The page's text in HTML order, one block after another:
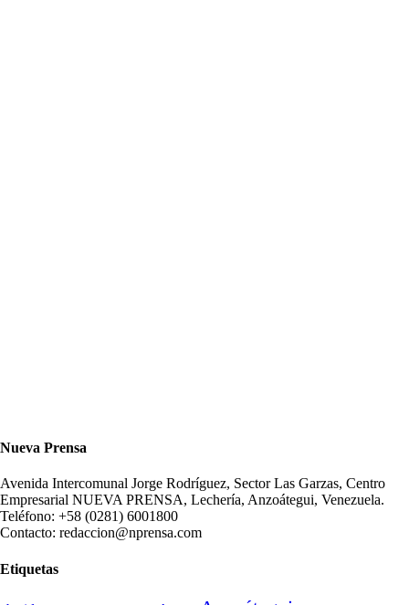
Nueva Prensa
Avenida Intercomunal Jorge Rodríguez, Sector Las Garzas, Centro
Empresarial NUEVA PRENSA, Lechería, Anzoátegui, Venezuela.
Teléfono: +58 (0281) 6001800
Contacto: redaccion@nprensa.com
Etiquetas